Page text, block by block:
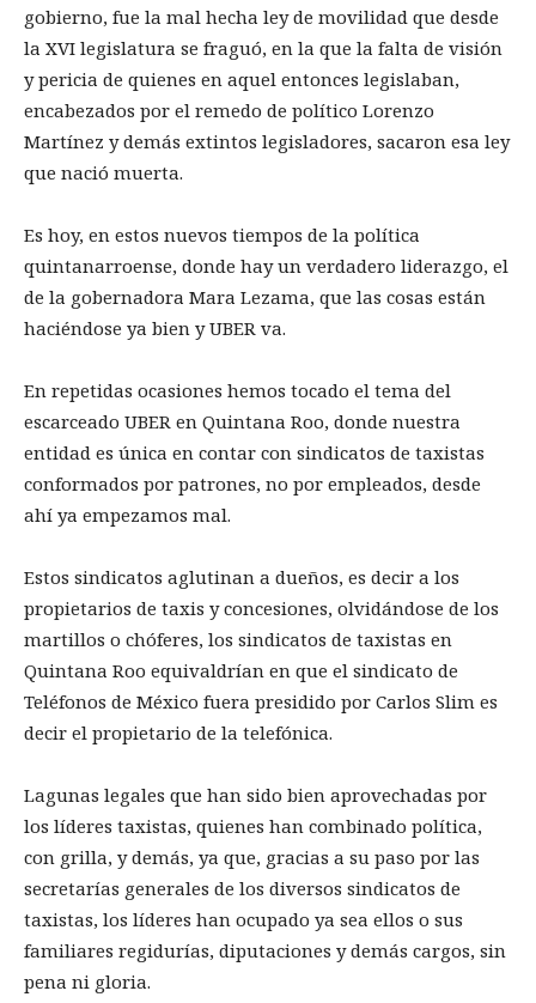
gobierno, fue la mal hecha ley de movilidad que desde
la XVI legislatura se fraguó, en la que la falta de visión
y pericia de quienes en aquel entonces legislaban,
encabezados por el remedo de político Lorenzo
Martínez y demás extintos legisladores, sacaron esa ley
que nació muerta.
Es hoy, en estos nuevos tiempos de la política
quintanarroense, donde hay un verdadero liderazgo, el
de la gobernadora Mara Lezama, que las cosas están
haciéndose ya bien y UBER va.
En repetidas ocasiones hemos tocado el tema del
escarceado UBER en Quintana Roo, donde nuestra
entidad es única en contar con sindicatos de taxistas
conformados por patrones, no por empleados, desde
ahí ya empezamos mal.
Estos sindicatos aglutinan a dueños, es decir a los
propietarios de taxis y concesiones, olvidándose de los
martillos o chóferes, los sindicatos de taxistas en
Quintana Roo equivaldrían en que el sindicato de
Teléfonos de México fuera presidido por Carlos Slim es
decir el propietario de la telefónica.
Lagunas legales que han sido bien aprovechadas por
los líderes taxistas, quienes han combinado política,
con grilla, y demás, ya que, gracias a su paso por las
secretarías generales de los diversos sindicatos de
taxistas, los líderes han ocupado ya sea ellos o sus
familiares regidurías, diputaciones y demás cargos, sin
pena ni gloria.